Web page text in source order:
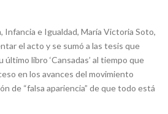
Infancia e Igualdad, María Victoria Soto,
el acto y se sumó a las tesis que
último libro ‘Cansadas’ al tiempo que
en los avances del movimiento
de “falsa apariencia” de que todo está